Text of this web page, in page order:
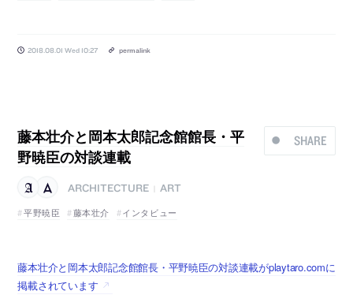
2018.08.01 Wed 10:27 permalink
SHARE
藤本壮介と岡本太郎記念館館長・平
野暁臣の対談連載
ARCHITECTURE
ART
平野暁臣
藤本壮介 インタビュー
藤本壮介と岡本太郎記念館館長・平野暁臣の対談連載がplaytaro.comに
掲載されています